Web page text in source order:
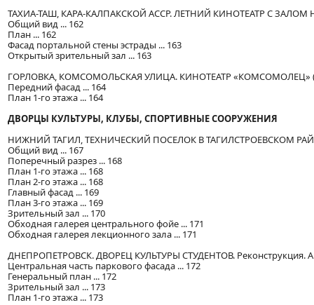
ТАХИА-ТАШ, КАРА-КАЛПАКСКОЙ АССР. ЛЕТНИЙ КИНОТЕАТР С ЗАЛОМ
Общий вид ... 162
План ... 162
Фасад портальной стены эстрады ... 163
Открытый зрительный зал ... 163
ГОРЛОВКА, КОМСОМОЛЬСКАЯ УЛИЦА. КИНОТЕАТР «КОМСОМОЛЕЦ»
Передний фасад ... 164
План 1-го этажа ... 164
ДВОРЦЫ КУЛЬТУРЫ, КЛУБЫ, СПОРТИВНЫЕ СООРУЖЕНИЯ
НИЖНИЙ ТАГИЛ, ТЕХНИЧЕСКИЙ ПОСЕЛОК В ТАГИЛСТРОЕВСКОМ
Общий вид ... 167
Поперечный разрез ... 168
План 1-го этажа ... 168
План 2-го этажа ... 168
Главный фасад ... 169
План 3-го этажа ... 169
Зрительный зал ... 170
Обходная галерея центрального фойе ... 171
Обходная галерея лекционного зала ... 171
ДНЕПРОПЕТРОВСК. ДВОРЕЦ КУЛЬТУРЫ СТУДЕНТОВ. Реконструкция.
Центральная часть паркового фасада ... 172
Генеральный план ... 172
Зрительный зал ... 173
План 1-го этажа ... 173